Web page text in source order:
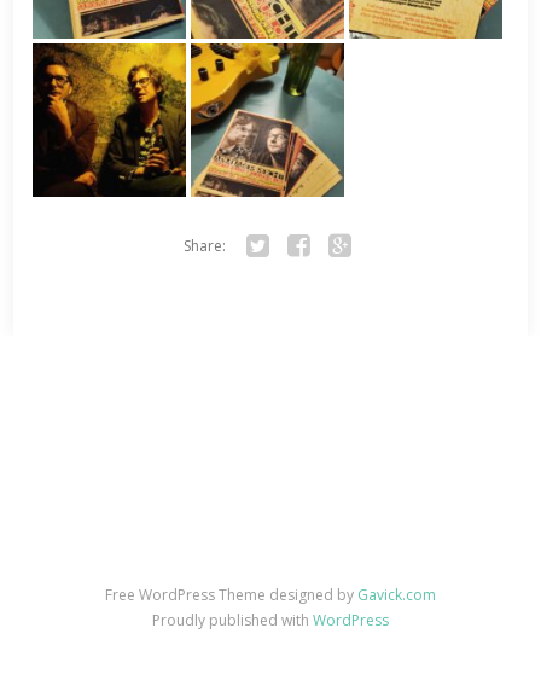
Share:
Free WordPress Theme designed by Gavick.com
Proudly published with WordPress